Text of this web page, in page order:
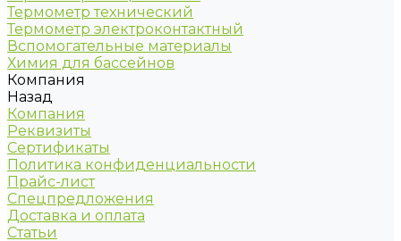
Термометр технический
Термометр электроконтактный
Вспомогательные материалы
Химия для бассейнов
Компания
Назад
Компания
Реквизиты
Сертификаты
Политика конфиденциальности
Прайс-лист
Спецпредложения
Доставка и оплата
Статьи